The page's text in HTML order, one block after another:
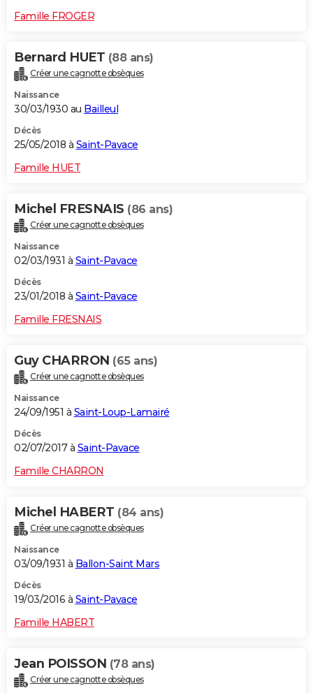
Famille FROGER
Bernard HUET (88 ans)
Créer une cagnotte obsèques
Naissance
30/03/1930 au Bailleul
Décès
25/05/2018 à Saint-Pavace
Famille HUET
Michel FRESNAIS (86 ans)
Créer une cagnotte obsèques
Naissance
02/03/1931 à Saint-Pavace
Décès
23/01/2018 à Saint-Pavace
Famille FRESNAIS
Guy CHARRON (65 ans)
Créer une cagnotte obsèques
Naissance
24/09/1951 à Saint-Loup-Lamairé
Décès
02/07/2017 à Saint-Pavace
Famille CHARRON
Michel HABERT (84 ans)
Créer une cagnotte obsèques
Naissance
03/09/1931 à Ballon-Saint Mars
Décès
19/03/2016 à Saint-Pavace
Famille HABERT
Jean POISSON (78 ans)
Créer une cagnotte obsèques